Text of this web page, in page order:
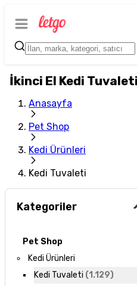
İkinci El Kedi
Anasayfa
Pet Shop
Kedi Ürünleri
Kedi Tuvaleti
Kategoriler
Pet Shop
Kedi Ürünleri
Kedi Tuvaleti (1.129)